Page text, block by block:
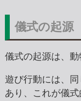
儀式の起源
儀式の起源は、動
遊び行動には、
あり、これが儀